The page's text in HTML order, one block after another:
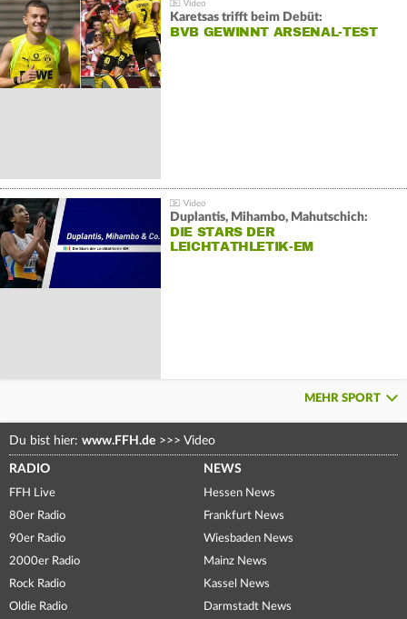
Karetsas trifft beim Debüt:
BVB GEWINNT ARSENAL-TEST
Duplantis, Mihambo, Mahutschich:
DIE STARS DER
LEICHTATHLETIK-EM
MEHR SPORT
Du bist hier: www.FFH.de >>> Video
RADIO
FFH Live
80er Radio
90er Radio
2000er Radio
Rock Radio
Oldie Radio
NEWS
Hessen News
Frankfurt News
Wiesbaden News
Mainz News
Kassel News
Darmstadt News